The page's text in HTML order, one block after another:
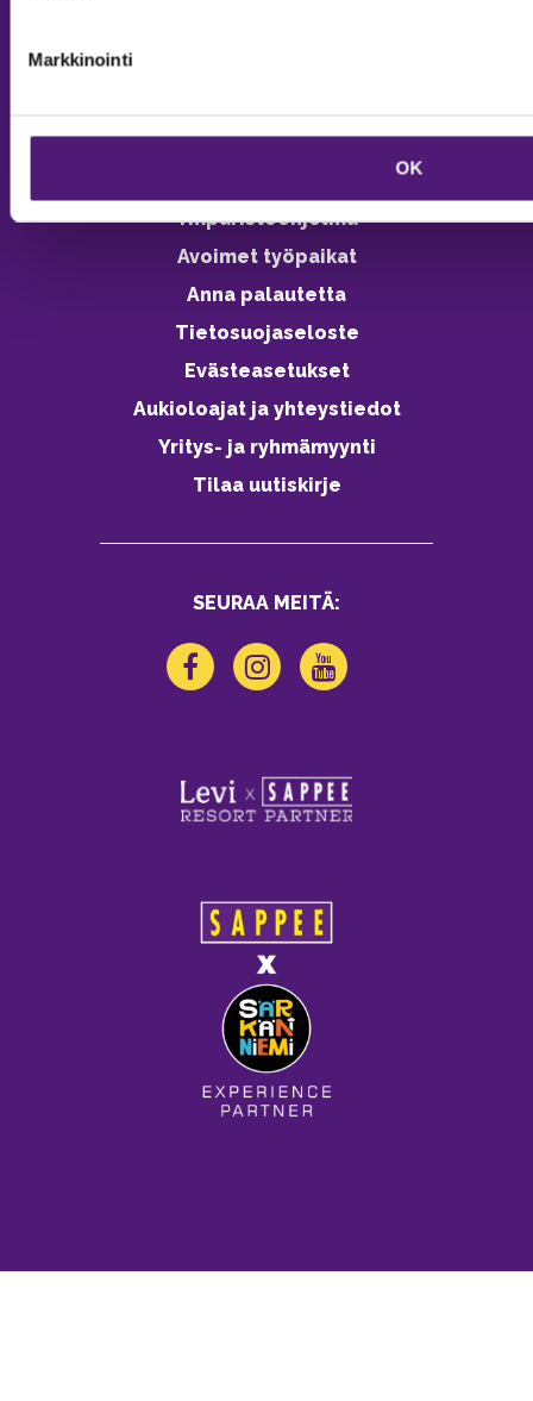
Markkinointi
OK
Ympäristöohjelma
Avoimet työpaikat
Anna palautetta
Tietosuojaseloste
Evästeasetukset
Aukioloajat ja yhteystiedot
Yritys- ja ryhmämyynti
Tilaa uutiskirje
SEURAA MEITÄ: